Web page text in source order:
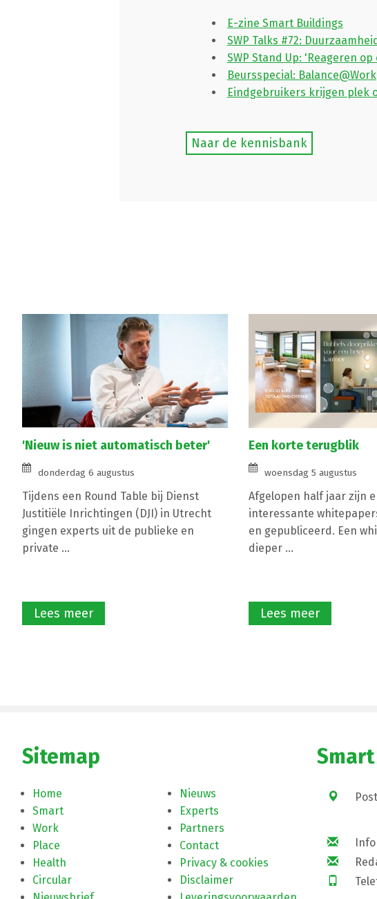
E-zine Smart Buildings
SWP Talks #72:
SWP Stand Up: 'Reageren
Beursspecial: Balance@Work
Eindgebruikers krijgen plek
Naar de kennisbank
'Nieuw is niet automatisch beter'
donderdag 6 augustus
Tijdens een Round Table bij Dienst
Justitiële Inrichtingen (DJI) in Utrecht
gingen experts uit de publieke en
private ...
Lees meer
Een korte terugblik
woensdag 5 augustus
Afgelopen half jaar zijn
interessante
en gepubliceerd. Een
dieper ...
Lees meer
Sitemap
Home
Smart
Work
Place
Health
Circular
Nieuws
Experts
Partners
Contact
Privacy & cookies
Disclaimer